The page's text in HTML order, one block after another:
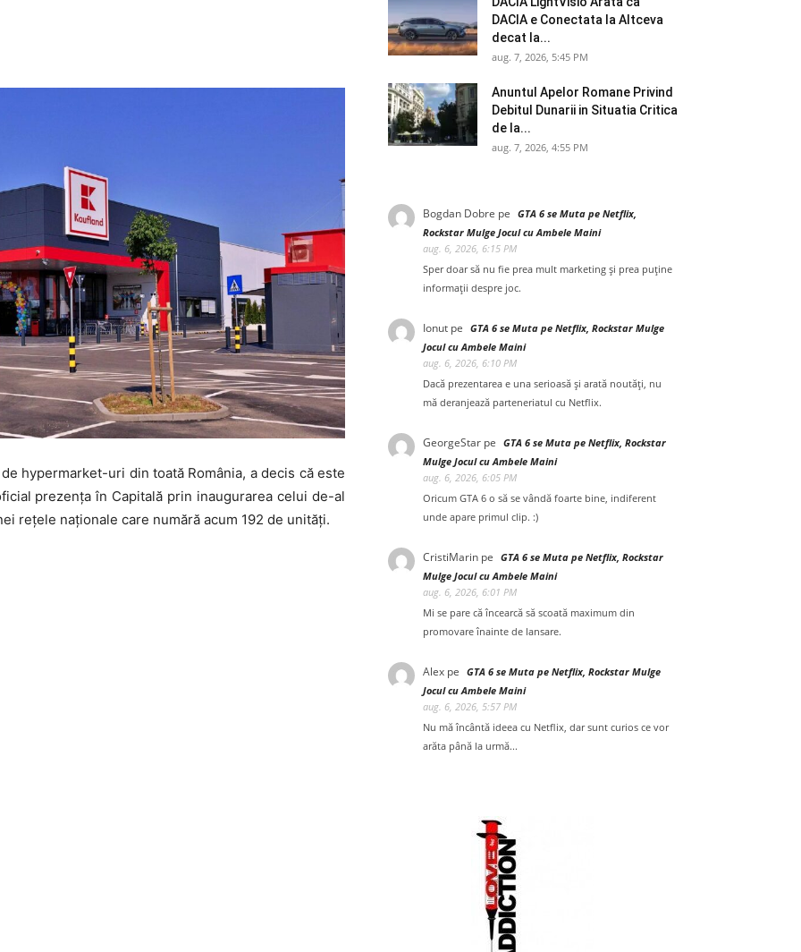
hypermarket-uri din toată România, a decis că este
prezența în Capitală prin inaugurarea celui de-al
rețele naționale care numără acum 192 de unități.
DACIA e Conectata la Altceva
decat la...
aug. 7, 2026, 5:45 PM
Anuntul Apelor Romane Privind
Debitul Dunarii in Situatia Critica
de la...
aug. 7, 2026, 4:55 PM
Bogdan Dobre pe GTA 6 se Muta pe Netflix,
Rockstar Mulge Jocul cu Ambele Maini
aug. 6, 2026, 6:15 PM
Sper doar să nu fie prea mult marketing și prea puține
informații despre joc.
Ionut pe GTA 6 se Muta pe Netflix, Rockstar Mulge
Jocul cu Ambele Maini
aug. 6, 2026, 6:10 PM
Dacă prezentarea e una serioasă și arată noutăți, nu
mă deranjează parteneriatul cu Netflix.
GeorgeStar pe GTA 6 se Muta pe Netflix, Rockstar
Mulge Jocul cu Ambele Maini
aug. 6, 2026, 6:05 PM
Oricum GTA 6 o să se vândă foarte bine, indiferent
unde apare primul clip. :)
CristiMarin pe GTA 6 se Muta pe Netflix, Rockstar
Mulge Jocul cu Ambele Maini
aug. 6, 2026, 6:01 PM
Mi se pare că încearcă să scoată maximum din
promovare înainte de lansare.
Alex pe GTA 6 se Muta pe Netflix, Rockstar Mulge
Jocul cu Ambele Maini
aug. 6, 2026, 5:57 PM
Nu mă încântă ideea cu Netflix, dar sunt curios ce vor
arăta până la urmă...